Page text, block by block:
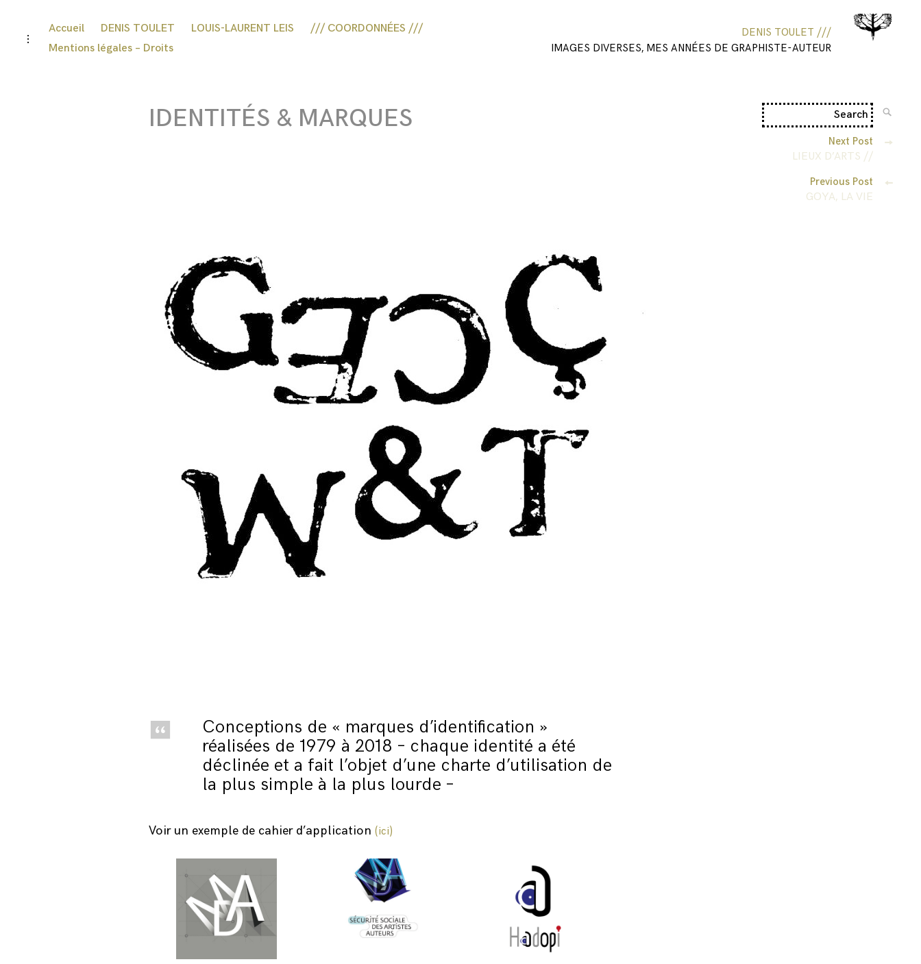
DENIS TOULET ///
IMAGES DIVERSES, MES ANNÉES DE GRAPHISTE-AUTEUR
Accueil DENIS TOULET LOUIS-LAURENT LEIS
/// COORDONNÉES ///
Mentions légales – Droits
IDENTITÉS & MARQUES
Conceptions de « marques d’identification »
réalisées de 1979 à 2018 – chaque identité a été
déclinée et a fait l’objet d’une charte d’utilisation de
la plus simple à la plus lourde –
Voir un exemple de cahier d’application (ici)
Next Post
LIEUX D’ARTS //
Previous Post
GOYA, LA VIE